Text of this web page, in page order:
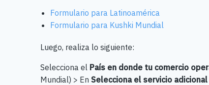
Formulario para Latinoamérica
Formulario para Kushki Mundial
Luego, realiza lo siguiente:
Selecciona el País en donde tu comercio
Mundial) > En Selecciona el servicio